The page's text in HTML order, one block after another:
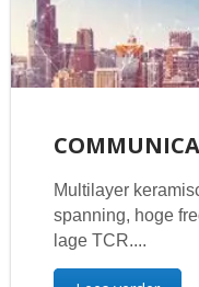
Multilayer
spanning, hoge
lage TCR....